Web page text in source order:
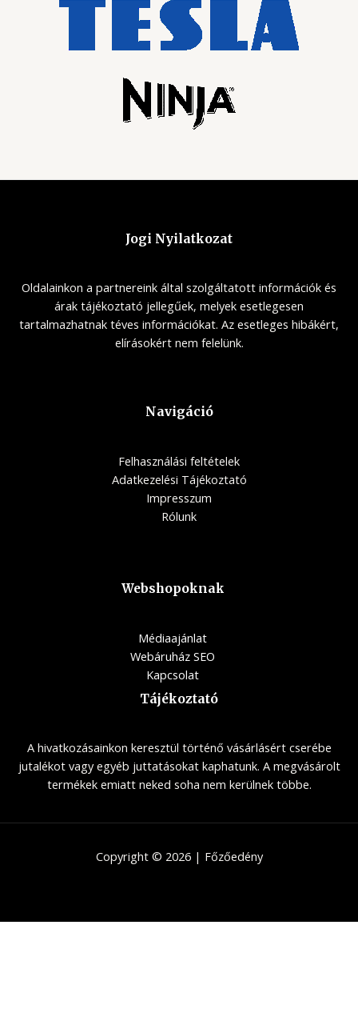
Jogi Nyilatkozat
Oldalainkon a partnereink által szolgáltatott információk és
árak tájékoztató jellegűek, melyek esetlegesen
tartalmazhatnak téves információkat. Az esetleges hibákért,
elírásokért nem felelünk.
Navigáció
Felhasználási feltételek
Adatkezelési Tájékoztató
Impresszum
Rólunk
Webshopoknak
Médiaajánlat
Webáruház SEO
Kapcsolat
Tájékoztató
A hivatkozásainkon keresztül történő vásárlásért cserébe
jutalékot vagy egyéb juttatásokat kaphatunk. A megvásárolt
termékek emiatt neked soha nem kerülnek többe.
Copyright © 2026 | Főzőedény